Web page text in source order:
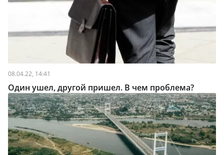
08.04.22, 14:41
Один ушел, другой пришел. В чем проблема?